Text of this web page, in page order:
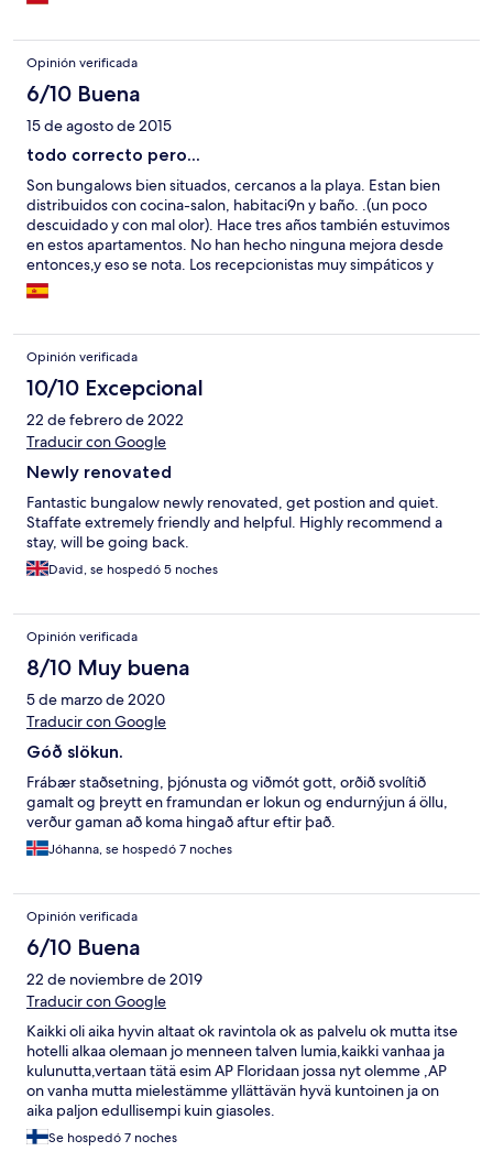
Opinión verificada
6/10 Buena
15 de agosto de 2015
todo correcto pero...
Son bungalows bien situados, cercanos a la playa. Estan bien
distribuidos con cocina-salon, habitaci9n y baño. .(un poco
descuidado y con mal olor). Hace tres años también estuvimos
en estos apartamentos. No han hecho ninguna mejora desde
entonces,y eso se nota. Los recepcionistas muy simpáticos y
atentos
Opinión verificada
10/10 Excepcional
22 de febrero de 2022
Traducir con Google
Newly renovated
Fantastic bungalow newly renovated, get postion and quiet.
Staffate extremely friendly and helpful. Highly recommend a
stay, will be going back.
David, se hospedó 5 noches
Opinión verificada
8/10 Muy buena
5 de marzo de 2020
Traducir con Google
Góð slökun.
Frábær staðsetning, þjónusta og viðmót gott, orðið svolítið
gamalt og þreytt en framundan er lokun og endurnýjun á öllu,
verður gaman að koma hingað aftur eftir það.
Jóhanna, se hospedó 7 noches
Opinión verificada
6/10 Buena
22 de noviembre de 2019
Traducir con Google
Kaikki oli aika hyvin altaat ok ravintola ok as palvelu ok mutta itse
hotelli alkaa olemaan jo menneen talven lumia,kaikki vanhaa ja
kulunutta,vertaan tätä esim AP Floridaan jossa nyt olemme ,AP
on vanha mutta mielestämme yllättävän hyvä kuntoinen ja on
aika paljon edullisempi kuin giasoles.
Se hospedó 7 noches